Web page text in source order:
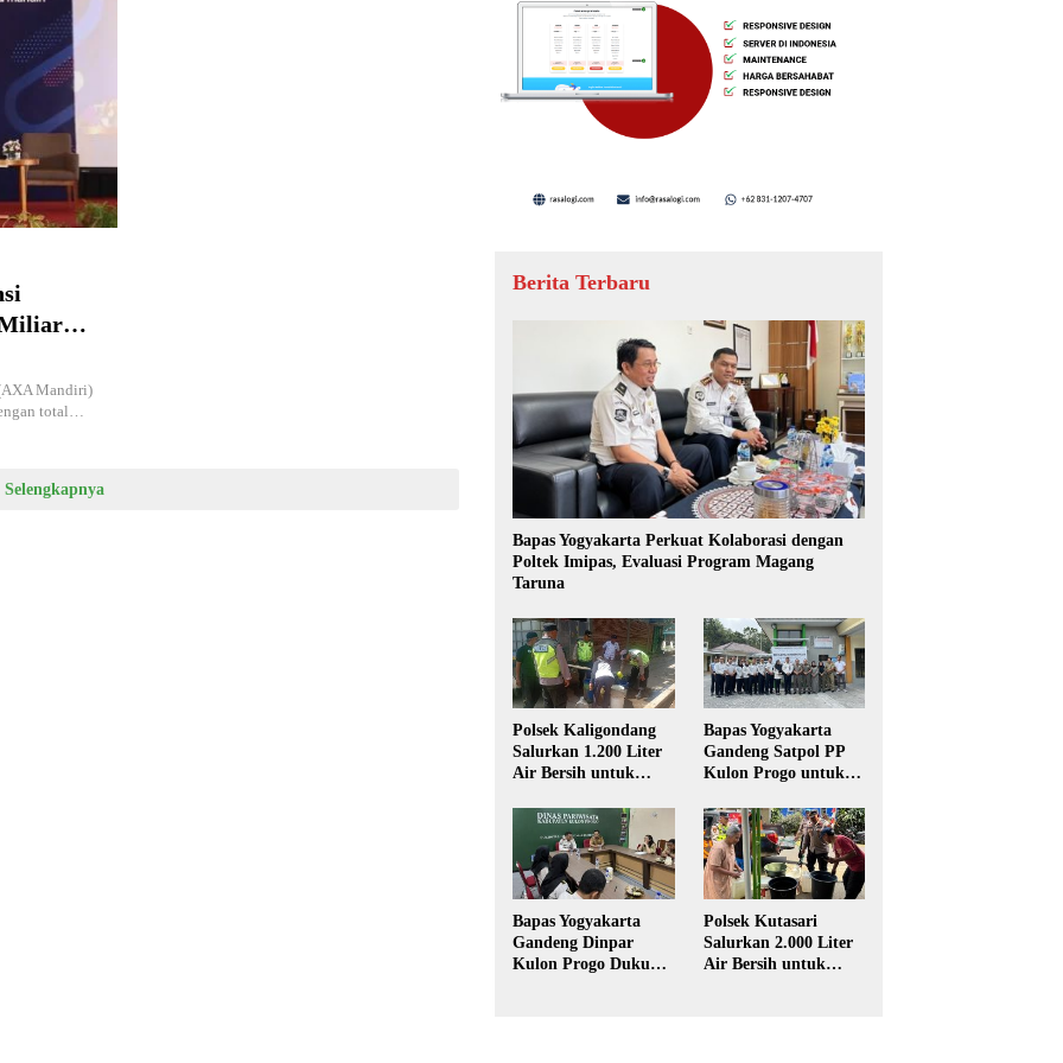
Miliar
Mandiri)
total…
Selengkapnya
Berita Terbaru
Bapas Yogyakarta Perkuat Kolaborasi dengan
Poltek Imipas, Evaluasi Program Magang
Taruna
Polsek Kaligondang
Salurkan 1.200 Liter
Air Bersih untuk
Kekeringan di
Purbalingga
Bapas Yogyakarta
Gandeng Satpol PP
Kulon Progo untuk
Kerja Sosial
Bapas Yogyakarta
Gandeng Dinpar
Kulon Progo Dukung
Polsek Kutasari
Salurkan 2.000 Liter
Air Bersih untuk